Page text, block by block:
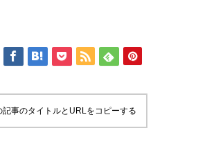
記事のタイトルとURLをコピーする